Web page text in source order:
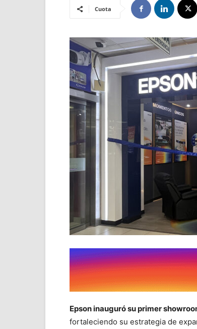
Cuota
Epson inauguró su primer
fortaleciendo su estrategia de